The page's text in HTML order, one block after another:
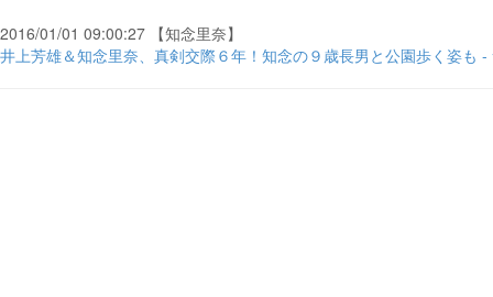
2016/01/01 09:00:27 【知念里奈】
井上芳雄＆知念里奈、真剣交際６年！知念の９歳長男と公園歩く姿も